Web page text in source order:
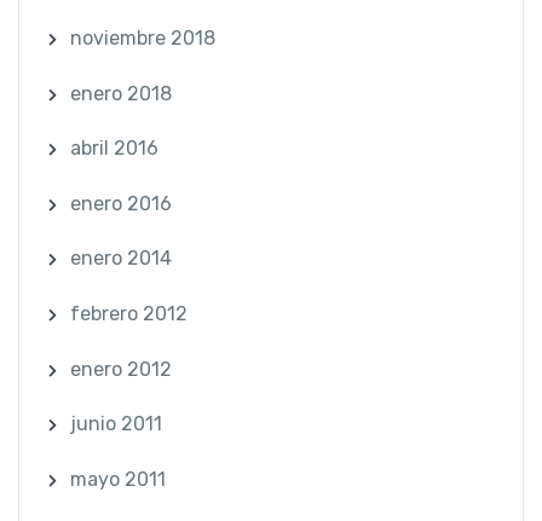
noviembre 2018
enero 2018
abril 2016
enero 2016
enero 2014
febrero 2012
enero 2012
junio 2011
mayo 2011